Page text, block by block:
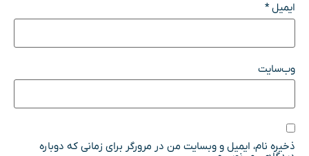
ایمیل*
وب‌سایت
ذخیره نام، ایمیل و وبسایت من در مرورگر برای زمانی که دوباره